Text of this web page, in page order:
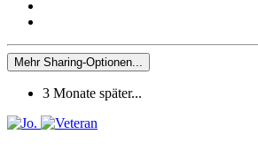
Mehr Sharing-Optionen...
3 Monate später...